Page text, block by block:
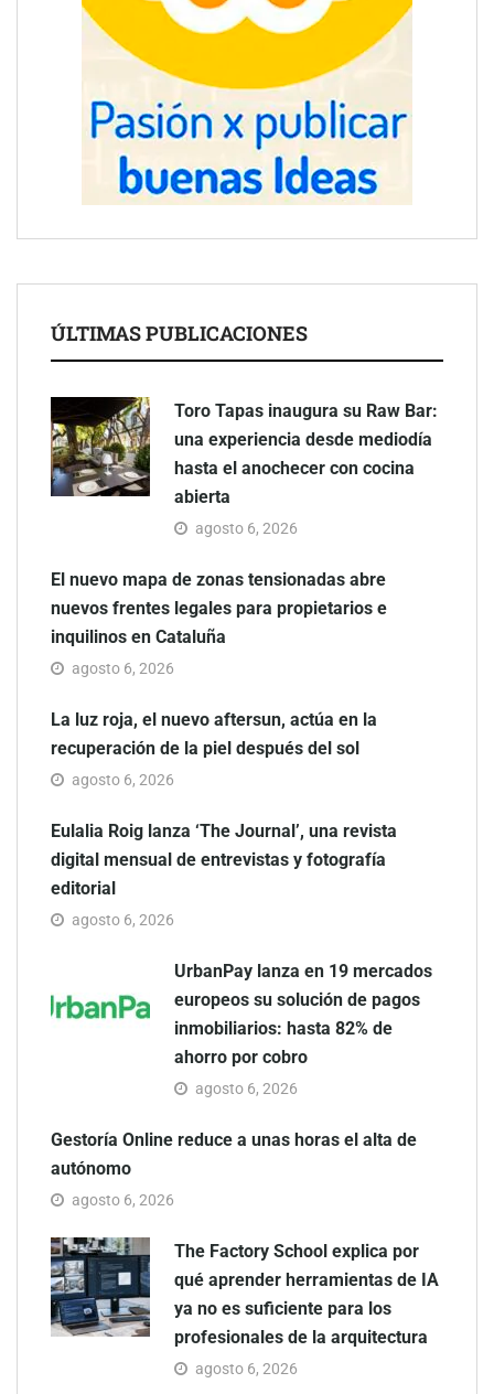
ÚLTIMAS PUBLICACIONES
Toro Tapas inaugura su Raw Bar:
una experiencia desde mediodía
hasta el anochecer con cocina
abierta
agosto 6, 2026
El nuevo mapa de zonas tensionadas abre
nuevos frentes legales para propietarios e
inquilinos en Cataluña
agosto 6, 2026
La luz roja, el nuevo aftersun, actúa en la
recuperación de la piel después del sol
agosto 6, 2026
Eulalia Roig lanza ‘The Journal’, una revista
digital mensual de entrevistas y fotografía
editorial
agosto 6, 2026
UrbanPay lanza en 19 mercados
europeos su solución de pagos
inmobiliarios: hasta 82% de
ahorro por cobro
agosto 6, 2026
Gestoría Online reduce a unas horas el alta de
autónomo
agosto 6, 2026
The Factory School explica por
qué aprender herramientas de IA
ya no es suficiente para los
profesionales de la arquitectura
agosto 6, 2026